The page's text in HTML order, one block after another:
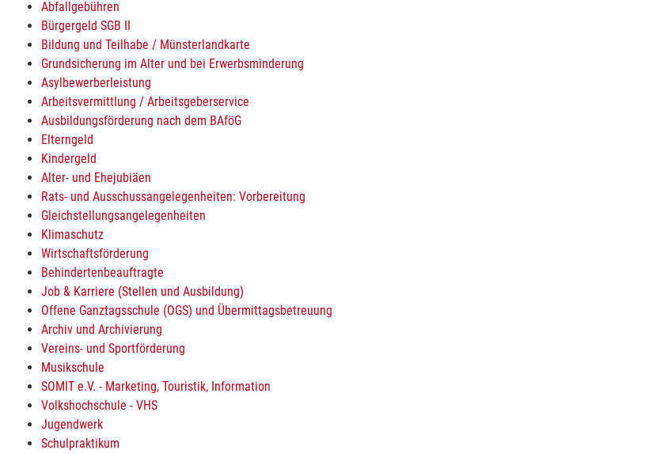
Abfallgebühren
Bürgergeld SGB II
Bildung und Teilhabe / Münsterlandkarte
Grundsicherung im Alter und bei Erwerbsminderung
Asylbewerberleistung
Arbeitsvermittlung / Arbeitsgeberservice
Ausbildungsförderung nach dem BAföG
Elterngeld
Kindergeld
Alter- und Ehejubiäen
Rats- und Ausschussangelegenheiten: Vorbereitung
Gleichstellungsangelegenheiten
Klimaschutz
Wirtschaftsförderung
Behindertenbeauftragte
Job & Karriere (Stellen und Ausbildung)
Offene Ganztagsschule (OGS) und Übermittagsbetreuung
Archiv und Archivierung
Vereins- und Sportförderung
Musikschule
SOMIT e.V. - Marketing, Touristik, Information
Volkshochschule - VHS
Jugendwerk
Schulpraktikum